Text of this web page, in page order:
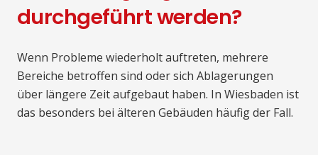
durchgeführt werden?
Wenn Probleme wiederholt auftreten, mehrere
Bereiche betroffen sind oder sich Ablagerungen
über längere Zeit aufgebaut haben. In Wiesbaden ist
das besonders bei älteren Gebäuden häufig der Fall.